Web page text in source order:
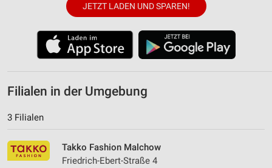
JETZT LADEN UND SPAREN!
Filialen in der Umgebung
3 Filialen
Takko Fashion Malchow
Friedrich-Ebert-Straße 4